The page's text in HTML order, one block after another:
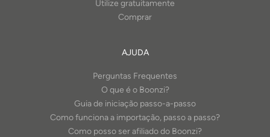
Utilize gratuitamente
Comprar
AJUDA
Perguntas Frequentes
O que é o Boonzi?
Guia de iniciação passo-a-passo
Como funciona a importação, passo a passo?
Como posso ser afiliado do Boonzi?